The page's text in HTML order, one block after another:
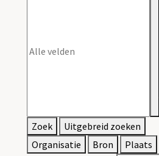
Zoek
Uitgebreid zoeken
Organisatie
Bron Plaats